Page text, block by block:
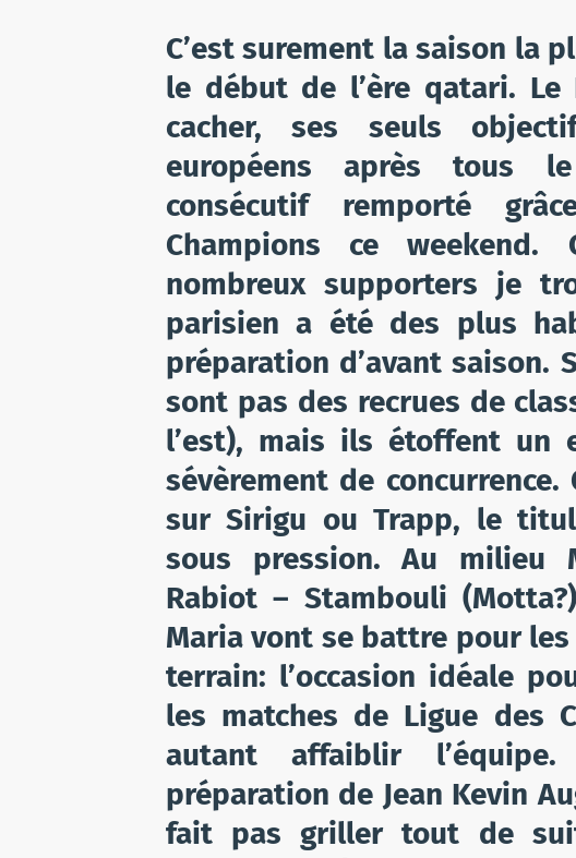
C’est surement la saison la
le début de l’ère qatari. Le
cacher, ses seuls
européens après tous
consécutif remporté
Champions ce weekend.
nombreux supporters je
parisien a été des plus
préparation d’avant saison.
sont pas des recrues de
l’est), mais ils étoffent un
sévèrement de
sur Sirigu ou Trapp, le
sous pression. Au milieu
Rabiot – Stambouli
Maria vont se battre pour
terrain: l’occasion idéale
les matches de Ligue des
autant affaiblir
préparation de Jean Kevin
fait pas griller tout de